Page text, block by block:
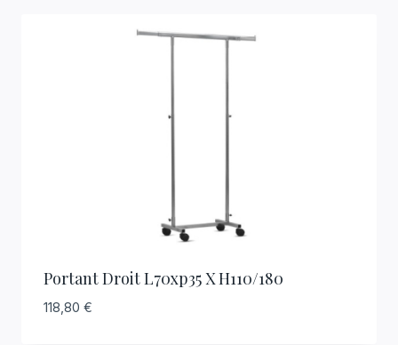
Portant Droit L70xp35 X H110/180
118,80 €